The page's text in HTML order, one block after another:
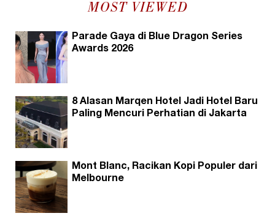
MOST VIEWED
Parade Gaya di Blue Dragon Series
Awards 2026
8 Alasan Marqen Hotel Jadi Hotel Baru
Paling Mencuri Perhatian di Jakarta
Mont Blanc, Racikan Kopi Populer dari
Melbourne